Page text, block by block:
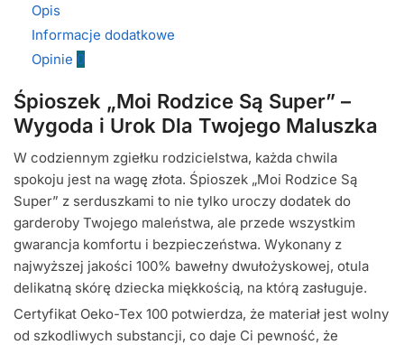
Opis
Informacje dodatkowe
Opinie 0
Śpioszek „Moi Rodzice Są Super” –
Wygoda i Urok Dla Twojego Maluszka
W codziennym zgiełku rodzicielstwa, każda chwila
spokoju jest na wagę złota. Śpioszek „Moi Rodzice Są
Super” z serduszkami to nie tylko uroczy dodatek do
garderoby Twojego maleństwa, ale przede wszystkim
gwarancja komfortu i bezpieczeństwa. Wykonany z
najwyższej jakości 100% bawełny dwułożyskowej, otula
delikatną skórę dziecka miękkością, na którą zasługuje.
Certyfikat Oeko-Tex 100 potwierdza, że materiał jest wolny
od szkodliwych substancji, co daje Ci pewność, że